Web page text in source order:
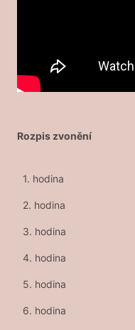
Rozpis zvonění
1. hodina
2. hodina
3. hodina
4. hodina
5. hodina
6. hodina